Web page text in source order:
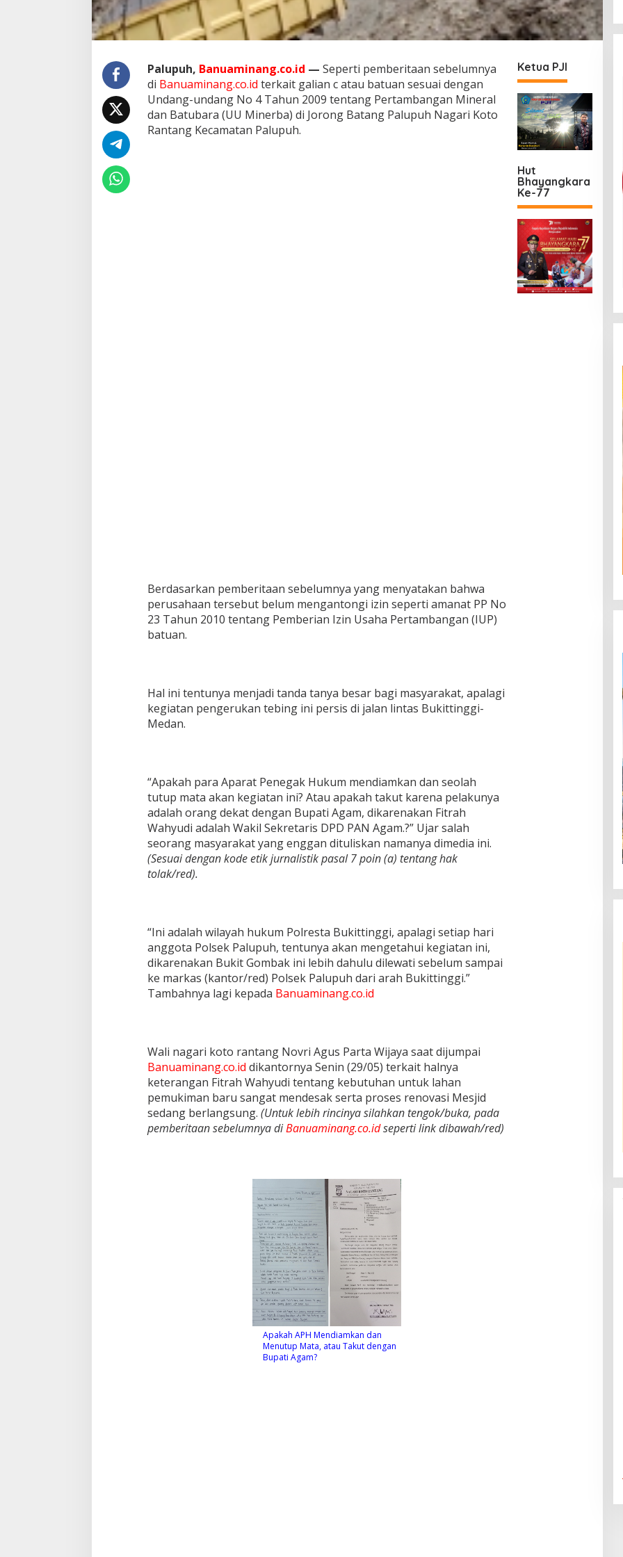
a
t
e
n
g
a
n
B
Palupuh, Banuaminang.co.id — Seperti pemberitaan sebelumnya
di Banuaminang.co.id terkait galian c atau batuan sesuai dengan
Undang-undang No 4 Tahun 2009 tentang Pertambangan Mineral
dan Batubara (UU Minerba) di Jorong Batang Palupuh Nagari Koto
Rantang Kecamatan Palupuh.
Berdasarkan pemberitaan sebelumnya yang menyatakan bahwa
perusahaan tersebut belum mengantongi izin seperti amanat PP No
23 Tahun 2010 tentang Pemberian Izin Usaha Pertambangan (IUP)
batuan.
Hal ini tentunya menjadi tanda tanya besar bagi masyarakat, apalagi
kegiatan pengerukan tebing ini persis di jalan lintas Bukittinggi-
Medan.
“Apakah para Aparat Penegak Hukum mendiamkan dan seolah
tutup mata akan kegiatan ini? Atau apakah takut karena pelakunya
adalah orang dekat dengan Bupati Agam, dikarenakan Fitrah
Wahyudi adalah Wakil Sekretaris DPD PAN Agam.?” Ujar salah
seorang masyarakat yang enggan dituliskan namanya dimedia ini.
(Sesuai dengan kode etik jurnalistik pasal 7 poin (a) tentang hak
tolak/red).
“Ini adalah wilayah hukum Polresta Bukittinggi, apalagi setiap hari
anggota Polsek Palupuh, tentunya akan mengetahui kegiatan ini,
dikarenakan Bukit Gombak ini lebih dahulu dilewati sebelum sampai
ke markas (kantor/red) Polsek Palupuh dari arah Bukittinggi.”
Tambahnya lagi kepada Banuaminang.co.id
Wali nagari koto rantang Novri Agus Parta Wijaya saat dijumpai
Banuaminang.co.id dikantornya Senin (29/05) terkait halnya
keterangan Fitrah Wahyudi tentang kebutuhan untuk lahan
pemukiman baru sangat mendesak serta proses renovasi Mesjid
sedang berlangsung. (Untuk lebih rincinya silahkan tengok/buka, pada
pemberitaan sebelumnya diBanuaminang.co.idseperti link dibawah/red)
Apakah APH Mendiamkan dan
Menutup Mata, atau Takut dengan
Bupati Agam?
Ketua PJI
Hut
Bhayangkara
Ke-77